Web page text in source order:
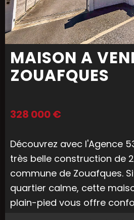
MAISON A
ZOUAFQUES
328 000 €
Découvrez avec l'Agence
très belle construction de
commune de Zouafques.
quartier calme, cette
plain-pied vous offre